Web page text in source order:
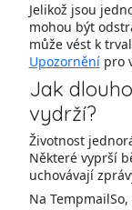
Jelikož jsou
mohou být
může vést k
Upozorněnípro
Jak
vydrží?
Životnost
Některé vyprší
uchovávají
Na TempmailSo,